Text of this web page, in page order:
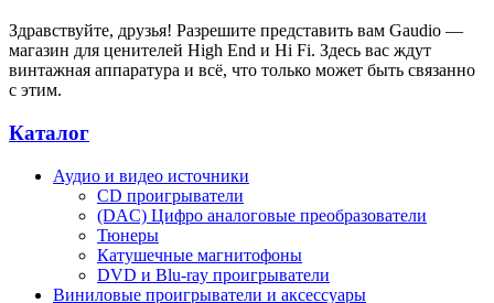
Здравствуйте, друзья! Разрешите представить вам Gaudio —
магазин для ценителей High End и Hi Fi. Здесь вас ждут
винтажная аппаратура и всё, что только может быть связанно
с этим.
Каталог
Аудио и видео источники
CD проигрыватели
(DAC) Цифро аналоговые преобразователи
Тюнеры
Катушечные магнитофоны
DVD и Blu-ray проигрыватели
Виниловые проигрыватели и аксессуары